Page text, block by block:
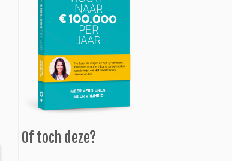
Of toch deze?